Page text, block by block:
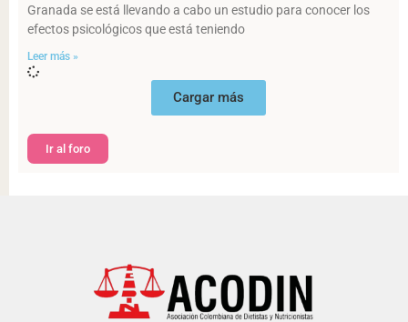
Granada se está llevando a cabo un estudio para conocer los
efectos psicológicos que está teniendo
Leer más »
Cargar más
Ir al foro